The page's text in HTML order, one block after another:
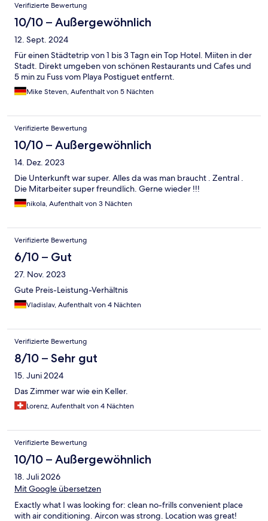
Verifizierte Bewertung
10/10 – Außergewöhnlich
12. Sept. 2024
Für einen Städtetrip von 1 bis 3 Tagn ein Top Hotel. Miiten in der
Stadt. Direkt umgeben von schönen Restaurants und Cafes und
5 min zu Fuss vom Playa Postiguet entfernt.
Mike Steven, Aufenthalt von 5 Nächten
Verifizierte Bewertung
10/10 – Außergewöhnlich
14. Dez. 2023
Die Unterkunft war super. Alles da was man braucht . Zentral .
Die Mitarbeiter super freundlich. Gerne wieder !!!
nikola, Aufenthalt von 3 Nächten
Verifizierte Bewertung
6/10 – Gut
27. Nov. 2023
Gute Preis-Leistung-Verhältnis
Vladislav, Aufenthalt von 4 Nächten
Verifizierte Bewertung
8/10 – Sehr gut
15. Juni 2024
Das Zimmer war wie ein Keller.
Lorenz, Aufenthalt von 4 Nächten
Verifizierte Bewertung
10/10 – Außergewöhnlich
18. Juli 2026
Mit Google übersetzen
Exactly what I was looking for: clean no-frills convenient place
with air conditioning. Aircon was strong. Location was great!